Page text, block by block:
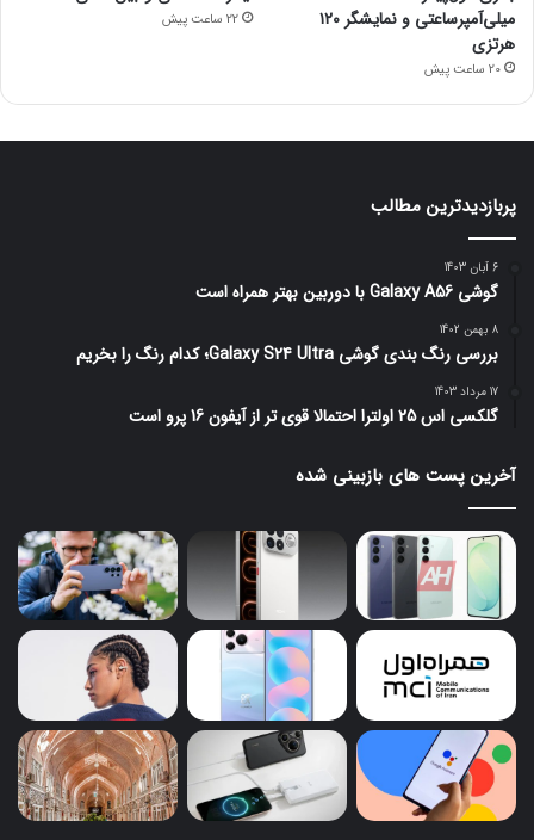
میلی‌آمپرساعتی و نمایشگر ۱۲۰
هرتزی
20 ساعت پیش
22 ساعت پیش
پربازدیدترین مطالب
6 آبان 1403
گوشی Galaxy A56 با دوربین بهتر همراه است
8 بهمن 1402
بررسی رنگ بندی گوشی Galaxy S24 Ultra؛ کدام رنگ را بخریم
17 مرداد 1403
گلکسی اس 25 اولترا احتمالا قوی تر از آیفون 16 پرو است
آخرین پست های بازبینی شده